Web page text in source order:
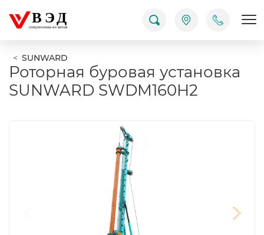
ВЭД
спецтехника из китая
SUNWARD
Роторная буровая установка
SUNWARD SWDM160H2